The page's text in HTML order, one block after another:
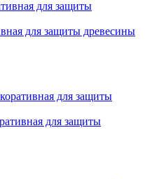
для защиты древесины
для защиты